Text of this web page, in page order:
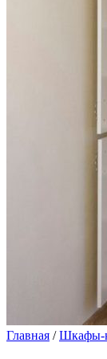
Главная /Шкафы-